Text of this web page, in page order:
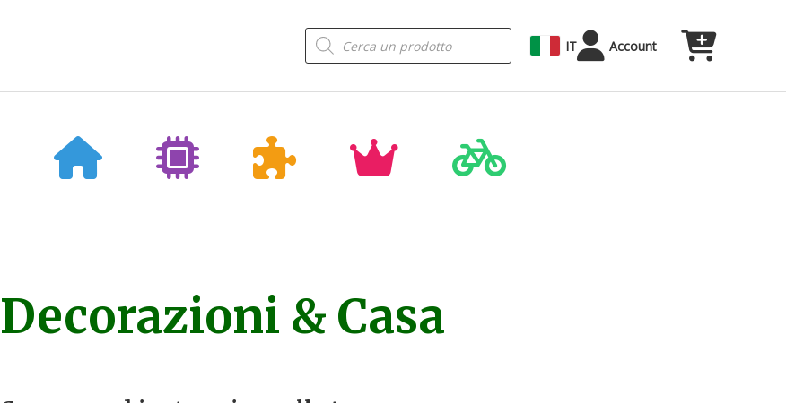
Products
search IT Account
Decorazioni & Casa